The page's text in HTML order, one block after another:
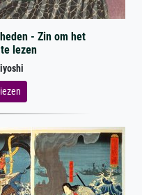
- Zin om het
lezen